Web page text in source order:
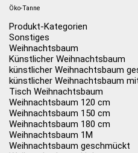
Öko-Tanne
Produkt-Kategorien
Sonstiges
Weihnachtsbaum
Künstlicher Weihnachtsbaum
künstlicher Weihnachtsbaum
künstlicher Weihnachtsbaum
Tisch Weihnachtsbaum
Weihnachtsbaum 120 cm
Weihnachtsbaum 150 cm
Weihnachtsbaum 180 cm
Weihnachtsbaum 1M
Weihnachtsbaum geschmückt